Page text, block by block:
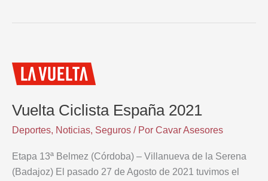
Deporte
Vuelta Ciclista España 2021
Deportes, Noticias, Seguros / Por Cavar Asesores
Etapa 13ª Belmez (Córdoba) – Villanueva de la Serena
(Badajoz) El pasado 27 de Agosto de 2021 tuvimos el